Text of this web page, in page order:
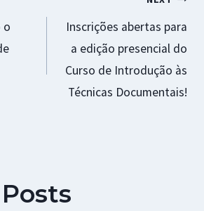
o
Inscrições abertas para
a edição presencial do
Curso de Introdução às
Técnicas Documentais!